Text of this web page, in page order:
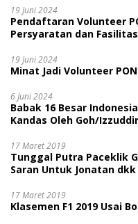
19 Juni 2024
Pendaftaran Volunteer
Persyaratan dan
19 Juni 2024
Minat Jadi Volunteer
6 Juni 2024
Babak 16 Besar
Kandas Oleh Goh/
17 Maret 2019
Tunggal Putra Paceklik
Saran Untuk Jonatan dkk
17 Maret 2019
Klasemen F1 2019 Usai